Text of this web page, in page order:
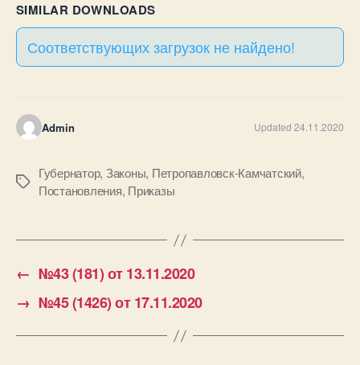
SIMILAR DOWNLOADS
Соответствующих загрузок не найдено!
Admin Updated 24.11.2020
Метки
Губернатор, Законы, Петропавловск-Камчатский,
Постановления, Приказы
← №43 (181) от 13.11.2020
→ №45 (1426) от 17.11.2020